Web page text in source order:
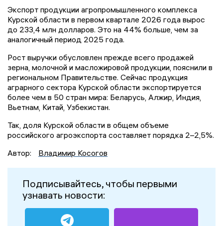
Экспорт продукции агропромышленного комплекса
Курской области в первом квартале 2026 года вырос
до 233,4 млн долларов. Это на 44% больше, чем за
аналогичный период 2025 года.
Рост выручки обусловлен прежде всего продажей
зерна, молочной и масложировой продукции, пояснили в
региональном Правительстве. Сейчас продукция
аграрного сектора Курской области экспортируется
более чем в 50 стран мира: Беларусь, Алжир, Индия,
Вьетнам, Китай, Узбекистан.
Так, доля Курской области в общем объеме
российского агроэкспорта составляет порядка 2–2,5%.
Автор:
Владимир Косогов
Подписывайтесь, чтобы первыми
узнавать новости: